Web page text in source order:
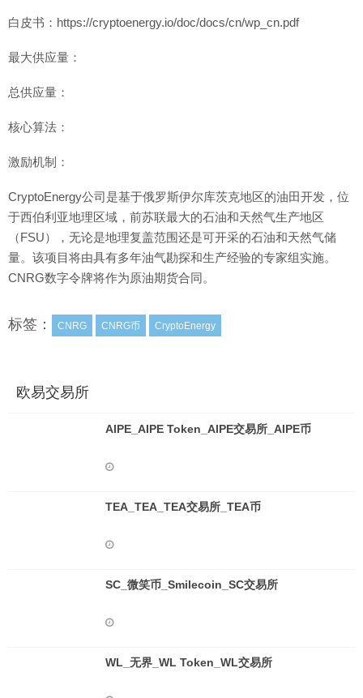
白皮书：https://cryptoenergy.io/doc/docs/cn/wp_cn.pdf
最大供应量：
总供应量：
核心算法：
激励机制：
CryptoEnergy公司是基于俄罗斯伊尔库茨克地区的油田开发，位
于西伯利亚地理区域，前苏联最大的石油和天然气生产地区
（FSU），无论是地理复盖范围还是可开采的石油和天然气储
量。该项目将由具有多年油气勘探和生产经验的专家组实施。
CNRG数字令牌将作为原油期货合同。
标签： CNRG CNRG币 CryptoEnergy
欧易交易所
AIPE_AIPE Token_AIPE交易所_AIPE币
TEA_TEA_TEA交易所_TEA币
SC_微笑币_Smilecoin_SC交易所
WL_无界_WL Token_WL交易所